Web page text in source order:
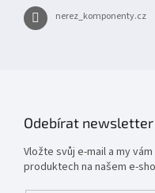
nerez_komponenty.cz
Odebírat newsletter
Vložte svůj e-mail a my
produktech na našem e-